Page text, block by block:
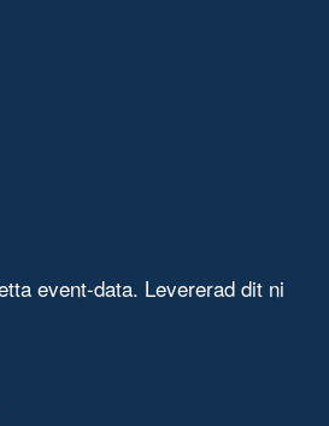
event-data. Levererad dit ni